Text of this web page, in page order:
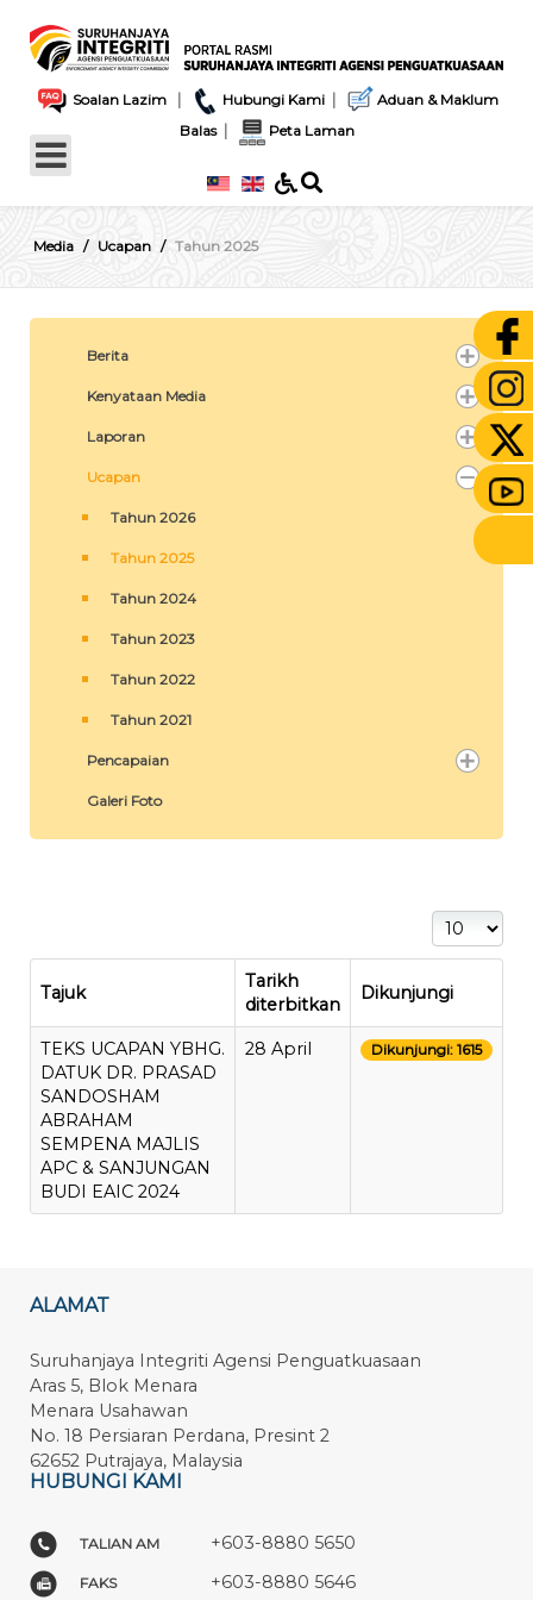
Soalan Lazim | Hubungi Kami |
Aduan & Maklum
Balas| Peta Laman
Media Ucapan Tahun 2025
Berita
Kenyataan Media
Laporan
Ucapan
Tahun 2026
Tahun 2025
Tahun 2024
Tahun 2023
Tahun 2022
Tahun 2021
Pencapaian
Galeri Foto
Papar #
Tajuk
Tarikh
diterbitkan
Dikunjungi
TEKS UCAPAN YBHG.
DATUK DR. PRASAD
SANDOSHAM
ABRAHAM
SEMPENA MAJLIS
APC & SANJUNGAN
BUDI EAIC 2024
28 April Dikunjungi: 1615
ALAMAT
Suruhanjaya Integriti Agensi Penguatkuasaan
Aras 5, Blok Menara
Menara Usahawan
No. 18 Persiaran Perdana, Presint 2
62652 Putrajaya, Malaysia
HUBUNGI KAMI
TALIAN AM +603-8880 5650
FAKS +603-8880 5646